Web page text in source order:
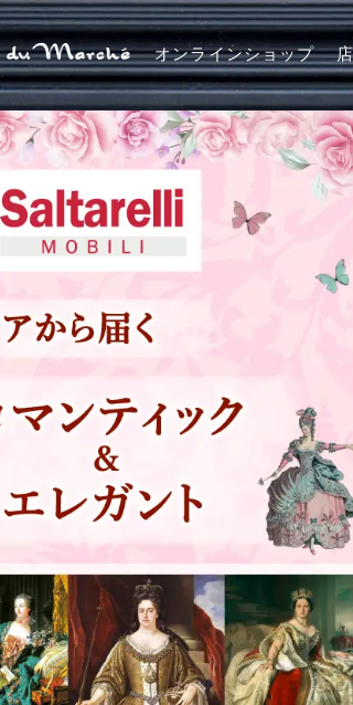
オンラインショップ